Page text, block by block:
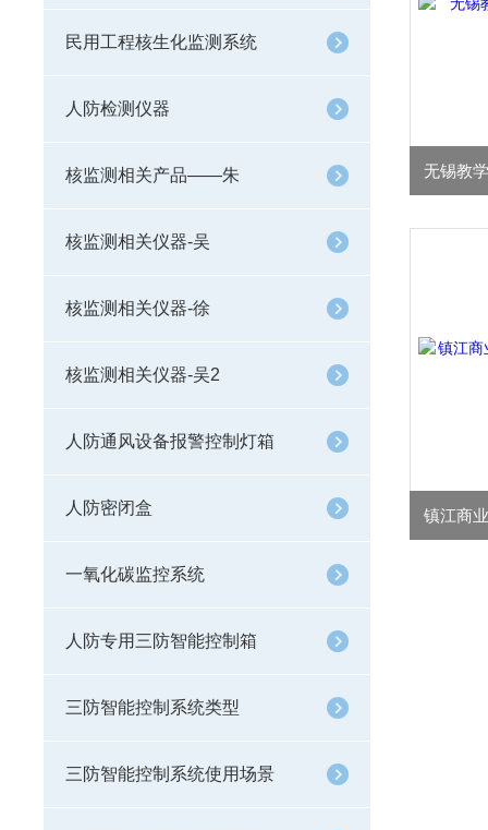
民用工程核生化监测系统
人防检测仪器
核监测相关产品——朱
核监测相关仪器-吴
核监测相关仪器-徐
核监测相关仪器-吴2
人防通风设备报警控制灯箱
人防密闭盒
一氧化碳监控系统
人防专用三防智能控制箱
三防智能控制系统类型
三防智能控制系统使用场景